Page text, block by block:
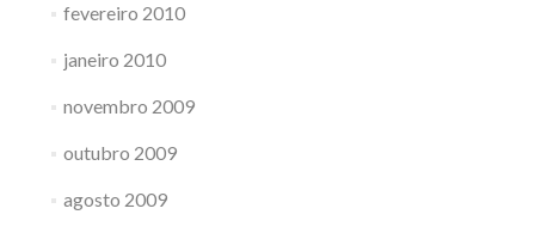
fevereiro 2010
janeiro 2010
novembro 2009
outubro 2009
agosto 2009